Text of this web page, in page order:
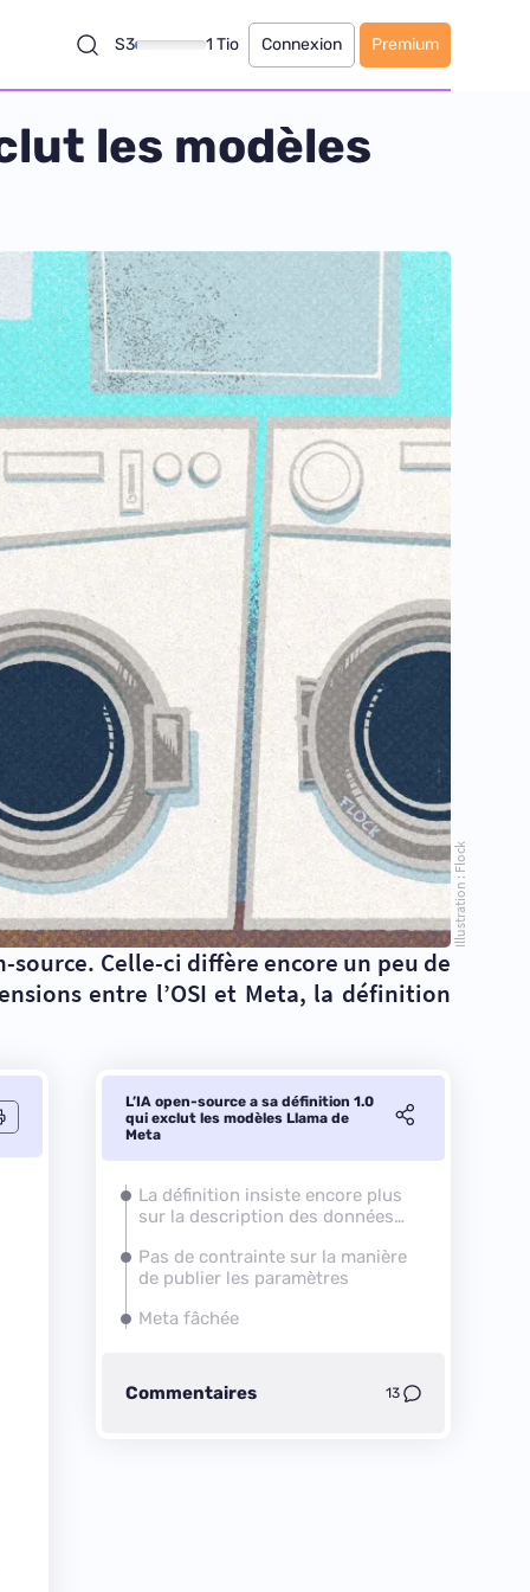
S3 1 Tio Connexion Premium
les modèles
Illustration : Flock
source. Celle-ci diffère encore un peu de
entre l’OSI et Meta, la définition
L’IA open-source a sa définition 1.0
qui exclut les modèles Llama de
Meta
La définition insiste encore plus
sur la description des données
Pas de contrainte sur la manière
de publier les paramètres
Meta fâchée
Commentaires 13